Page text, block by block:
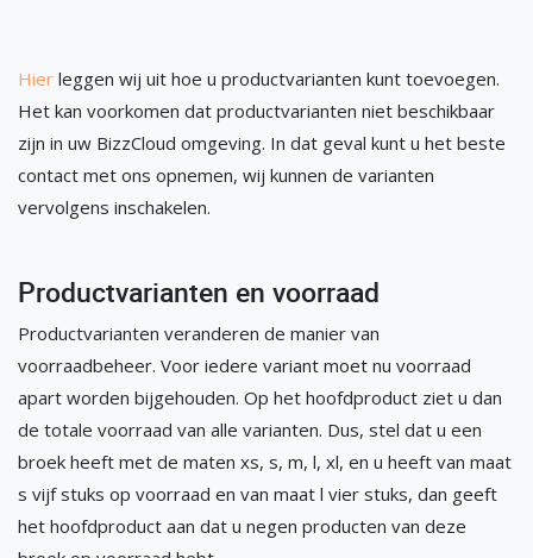
Hier leggen wij uit hoe u productvarianten kunt toevoegen.
Het kan voorkomen dat productvarianten niet beschikbaar
zijn in uw BizzCloud omgeving. In dat geval kunt u het beste
contact met ons opnemen, wij kunnen de varianten
vervolgens inschakelen.
Productvarianten en voorraad
Productvarianten veranderen de manier van
voorraadbeheer. Voor iedere variant moet nu voorraad
apart worden bijgehouden. Op het hoofdproduct ziet u dan
de totale voorraad van alle varianten. Dus, stel dat u een
broek heeft met de maten xs, s, m, l, xl, en u heeft van maat
s vijf stuks op voorraad en van maat l vier stuks, dan geeft
het hoofdproduct aan dat u negen producten van deze